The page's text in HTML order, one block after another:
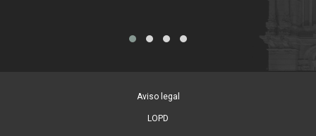
Aviso legal
LOPD